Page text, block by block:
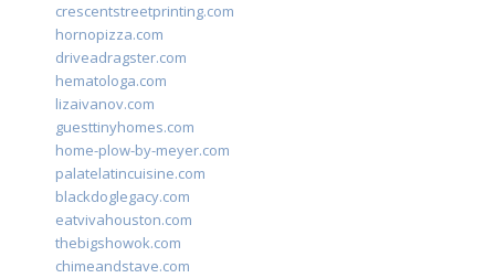
crescentstreetprinting.com
hornopizza.com
driveadragster.com
hematologa.com
lizaivanov.com
guesttinyhomes.com
home-plow-by-meyer.com
palatelatincuisine.com
blackdoglegacy.com
eatvivahouston.com
thebigshowok.com
chimeandstave.com